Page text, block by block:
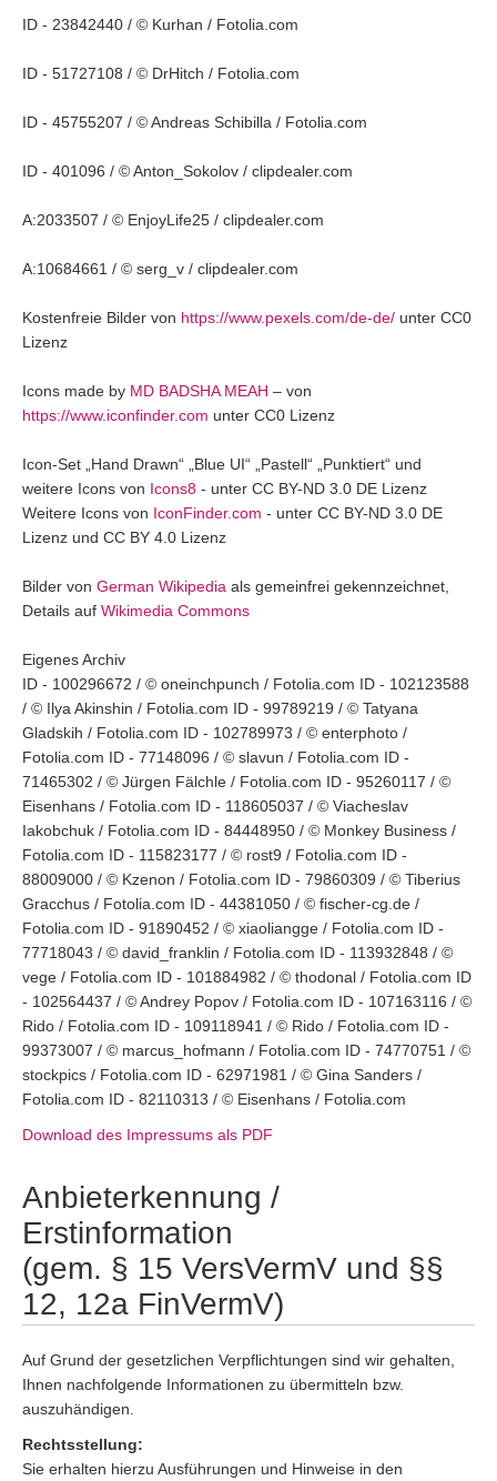
ID - 23842440 / © Kurhan / Fotolia.com
ID - 51727108 / © DrHitch / Fotolia.com
ID - 45755207 / © Andreas Schibilla / Fotolia.com
ID - 401096 / © Anton_Sokolov / clipdealer.com
A:2033507 / © EnjoyLife25 / clipdealer.com
A:10684661 / © serg_v / clipdealer.com
Kostenfreie Bilder von https://www.pexels.com/de-de/ unter CC0
Lizenz
Icons made by MD BADSHA MEAH – von
https://www.iconfinder.com unter CC0 Lizenz
Icon-Set „Hand Drawn“ „Blue UI“ „Pastell“ „Punktiert“ und
weitere Icons von Icons8 - unter CC BY-ND 3.0 DE Lizenz
Weitere Icons von IconFinder.com - unter CC BY-ND 3.0 DE
Lizenz und CC BY 4.0 Lizenz
Bilder von German Wikipedia als gemeinfrei gekennzeichnet,
Details auf Wikimedia Commons
Eigenes Archiv
ID - 100296672 / © oneinchpunch / Fotolia.com ID - 102123588
/ © Ilya Akinshin / Fotolia.com ID - 99789219 / © Tatyana
Gladskih / Fotolia.com ID - 102789973 / © enterphoto /
Fotolia.com ID - 77148096 / © slavun / Fotolia.com ID -
71465302 / © Jürgen Fälchle / Fotolia.com ID - 95260117 / ©
Eisenhans / Fotolia.com ID - 118605037 / © Viacheslav
Iakobchuk / Fotolia.com ID - 84448950 / © Monkey Business /
Fotolia.com ID - 115823177 / © rost9 / Fotolia.com ID -
88009000 / © Kzenon / Fotolia.com ID - 79860309 / © Tiberius
Gracchus / Fotolia.com ID - 44381050 / © fischer-cg.de /
Fotolia.com ID - 91890452 / © xiaoliangge / Fotolia.com ID -
77718043 / © david_franklin / Fotolia.com ID - 113932848 / ©
vege / Fotolia.com ID - 101884982 / © thodonal / Fotolia.com ID
- 102564437 / © Andrey Popov / Fotolia.com ID - 107163116 / ©
Rido / Fotolia.com ID - 109118941 / © Rido / Fotolia.com ID -
99373007 / © marcus_hofmann / Fotolia.com ID - 74770751 / ©
stockpics / Fotolia.com ID - 62971981 / © Gina Sanders /
Fotolia.com ID - 82110313 / © Eisenhans / Fotolia.com
Download des Impressums als PDF
Anbieterkennung /
Erstinformation
(gem. § 15 VersVermV und §§
12, 12a FinVermV)
Auf Grund der gesetzlichen Verpflichtungen sind wir gehalten,
Ihnen nachfolgende Informationen zu übermitteln bzw.
auszuhändigen.
Rechtsstellung:
Sie erhalten hierzu Ausführungen und Hinweise in den